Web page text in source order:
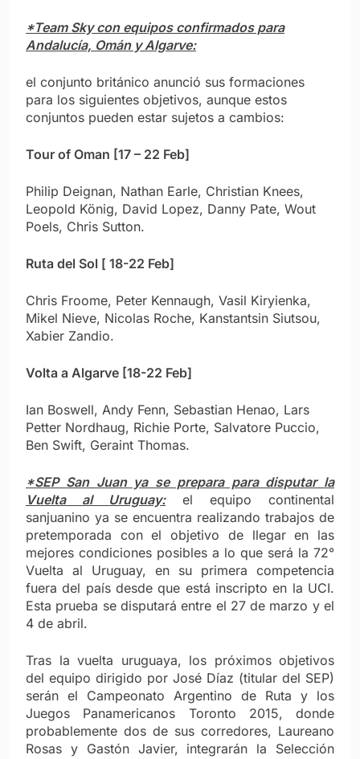
*Team Sky con equipos confirmados para
Andalucía, Omán y Algarve:
el conjunto británico anunció sus formaciones
para los siguientes objetivos, aunque estos
conjuntos pueden estar sujetos a cambios:
Tour of Oman [17 – 22 Feb]
Philip Deignan, Nathan Earle, Christian Knees,
Leopold König, David Lopez, Danny Pate, Wout
Poels, Chris Sutton.
Ruta del Sol [ 18-22 Feb]
Chris Froome, Peter Kennaugh, Vasil Kiryienka,
Mikel Nieve, Nicolas Roche, Kanstantsin Siutsou,
Xabier Zandio.
Volta a Algarve [18-22 Feb]
Ian Boswell, Andy Fenn, Sebastian Henao, Lars
Petter Nordhaug, Richie Porte, Salvatore Puccio,
Ben Swift, Geraint Thomas.
*SEP San Juan ya se prepara para disputar la
Vuelta al Uruguay:el equipo continental
sanjuanino ya se encuentra realizando trabajos de
pretemporada con el objetivo de llegar en las
mejores condiciones posibles a lo que será la 72°
Vuelta al Uruguay, en su primera competencia
fuera del país desde que está inscripto en la UCI.
Esta prueba se disputará entre el 27 de marzo y el
4 de abril.
Tras la vuelta uruguaya, los próximos objetivos
del equipo dirigido por José Díaz (titular del SEP)
serán el Campeonato Argentino de Ruta y los
Juegos Panamericanos Toronto 2015, donde
probablemente dos de sus corredores, Laureano
Rosas y Gastón Javier, integrarán la Selección